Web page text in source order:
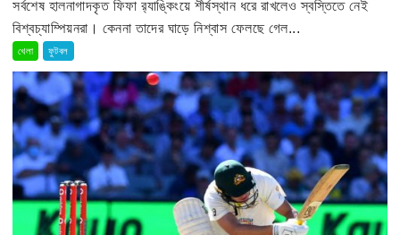
সর্বশেষ হালনাগাদকৃত ফিফা র‍্যাঙ্কিংয়ে শীর্ষস্থান ধরে রাখলেও স্বস্তিতে নেই
বিশ্বচ্যাম্পিয়নরা। কেননা তাদের ঘাড়ে নিশ্বাস ফেলছে গেল...
খেলা ফুটবল